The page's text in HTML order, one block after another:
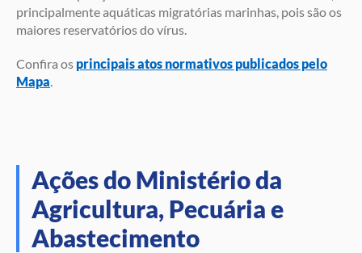
principalmente aquáticas migratórias marinhas, pois são os
maiores reservatórios do vírus.
Confira os principais atos normativos publicados pelo
Mapa.
Ações do Ministério da
Agricultura, Pecuária e
Abastecimento